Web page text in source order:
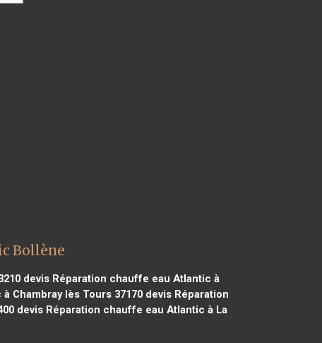
Bollène
devis Réparation chauffe eau Atlantic à
Chambray lès Tours 37170devis Réparation
devis Réparation chauffe eau Atlantic à La